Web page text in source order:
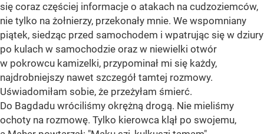
się coraz częściej informacje o atakach na cudzoziemców,
nie tylko na żołnierzy, przekonały mnie. We wspomniany
piątek, siedząc przed samochodem i wpatrując się w dziury
po kulach w samochodzie oraz w niewielki otwór
w pokrowcu kamizelki, przypominał mi się każdy,
najdrobniejszy nawet szczegół tamtej rozmowy.
Uświadomiłam sobie, że przeżyłam śmierć.
Do Bagdadu wróciliśmy okrężną drogą. Nie mieliśmy
ochoty na rozmowę. Tylko kierowca klął po swojemu,